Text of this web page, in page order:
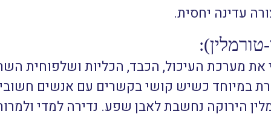
עדינה יחסית.
טורמלין):
את מערכת העיכול, הכבד, הכליות ושלפוחית
במיוחד כשיש קושי בקשרים עם אנשים
הירוקה נחשבת לאבן שפע. נדירה למדי